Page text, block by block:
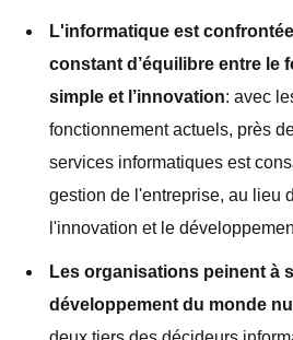
L'informatique est
constant d’équilibre entre le
simple et l’innovation: avec
fonctionnement actuels, près
services informatiques est
gestion de l'entreprise, au lieu
l'innovation et le
Les organisations peinent à
développement du monde